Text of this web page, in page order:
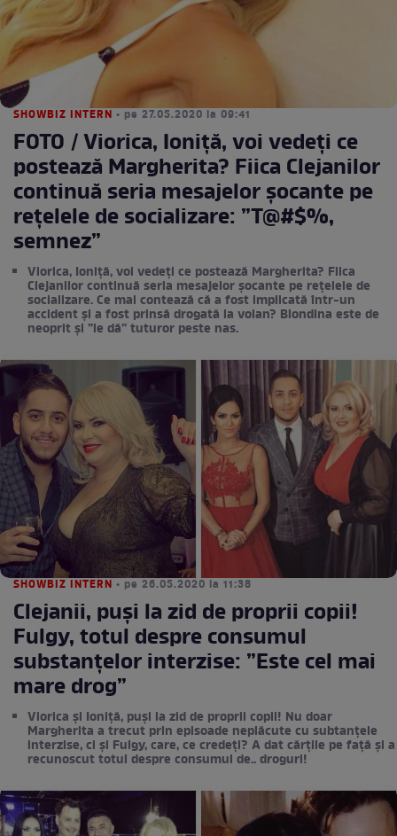
SHOWBIZ INTERN • pe 27.05.2020 la 09:41
FOTO / Viorica, Ioniță, voi vedeți ce
postează Margherita? Fiica Clejanilor
continuă seria mesajelor șocante pe
rețelele de socializare: ”T@#$%,
semnez”
Viorica, Ioniță, voi vedeți ce postează Margherita? Fiica
Clejanilor continuă seria mesajelor șocante pe rețelele de
socializare. Ce mai contează că a fost implicată într-un
accident și a fost prinsă drogată la volan? Blondina este de
neoprit și ”le dă” tuturor peste nas.
SHOWBIZ INTERN • pe 26.05.2020 la 11:38
Clejanii, puși la zid de proprii copii!
Fulgy, totul despre consumul
substanțelor interzise: ”Este cel mai
mare drog”
Viorica și Ioniță, puși la zid de proprii copii! Nu doar
Margherita a trecut prin episoade neplăcute cu subtanțele
interzise, ci și Fulgy, care, ce credeți? A dat cărțile pe față și a
recunoscut totul despre consumul de.. droguri!